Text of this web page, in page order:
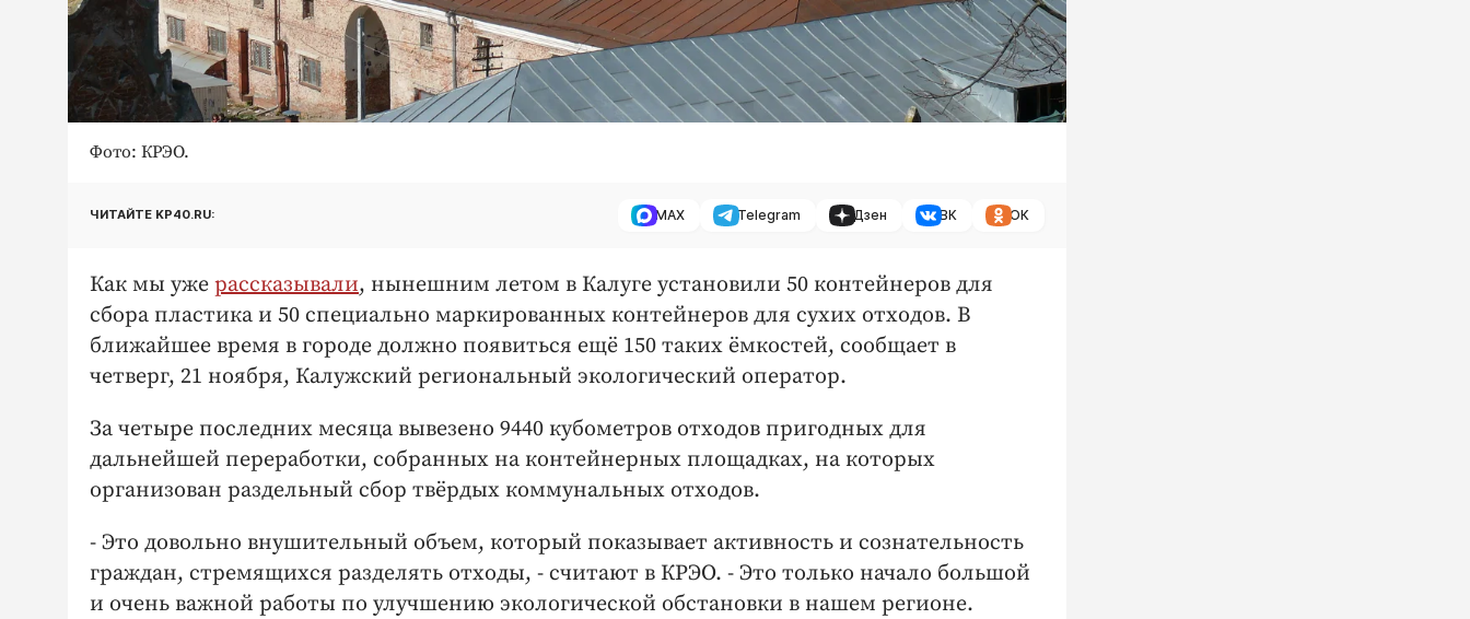
Фото: КРЭО.
ЧИТАЙТЕ KP40.RU: MAX Telegram Дзен ВК ОК
Как мы уже рассказывали, нынешним летом в Калуге установили 50 контейнеров для
сбора пластика и 50 специально маркированных контейнеров для сухих отходов. В
ближайшее время в городе должно появиться ещё 150 таких ёмкостей, сообщает в
четверг, 21 ноября, Калужский региональный экологический оператор.
За четыре последних месяца вывезено 9440 кубометров отходов пригодных для
дальнейшей переработки, собранных на контейнерных площадках, на которых
организован раздельный сбор твёрдых коммунальных отходов.
- Это довольно внушительный объем, который показывает активность и сознательность
граждан, стремящихся разделять отходы, - считают в КРЭО. - Это только начало большой
и очень важной работы по улучшению экологической обстановки в нашем регионе.